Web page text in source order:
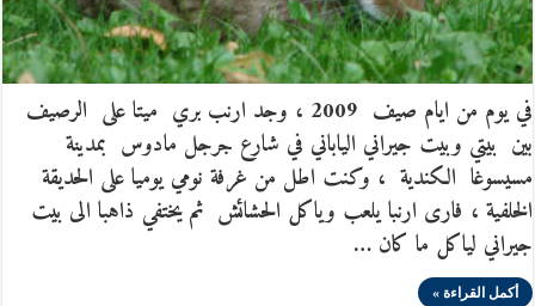
في يوم من ايام صيف 2009 ، وجد ارنب بري ميتا على الرصيف
بين بيتي وبيت جيراني الياباني في شارع جرجل مادوس بمدينة
مسيسوغا الكندية ، وكنت اطل من غرفة نومي يوميا على الحديقة
الخلفية ، فارى ارنبا يلعب وياكل الحشائش ثم يختفي ذاهبا الى بيت
جيراني لياكل ما كان …
أكمل القراءة »